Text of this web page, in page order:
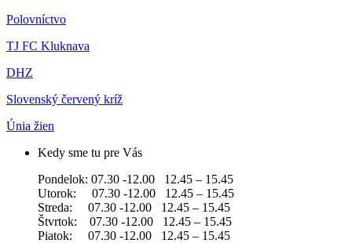
Polovníctvo
TJ FC Kluknava
DHZ
Slovenský červený kríž
Únia žien
Kedy sme tu pre Vás
Pondelok: 07.30 -12.00 12.45 – 15.45
Utorok: 07.30 -12.00 12.45 – 15.45
Streda: 07.30 -12.00 12.45 – 15.45
Štvrtok: 07.30 -12.00 12.45 – 15.45
Piatok: 07.30 -12.00 12.45 – 15.45